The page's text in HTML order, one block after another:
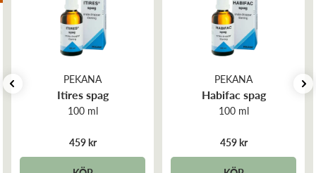
indikationer kan du läsa här!
Se hela vårt sortiment från Pekana här!
Dosering:
Doseras enligt rekommendation från homeopat eller
Hållbarhet:Se produktens märkning.
PEKANA
Itires spag
100 ml
459 kr
PEKANA
Habifac spag
100 ml
459 kr